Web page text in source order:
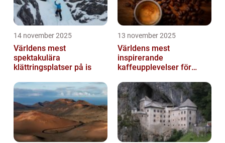
14 november 2025
Världens mest
spektakulära
klättringsplatser på is
13 november 2025
Världens mest
inspirerande
kaffeupplevelser för